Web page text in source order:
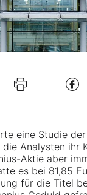
eine Studie
Analysten ihr
Aktie aber
es bei 81,85
für die Titel